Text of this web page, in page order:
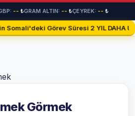
-- ₺GRAM ALTIN: -- ₺ÇEYREK: -- ₺
Görev Süresi 2 YIL DAHA
Görmek